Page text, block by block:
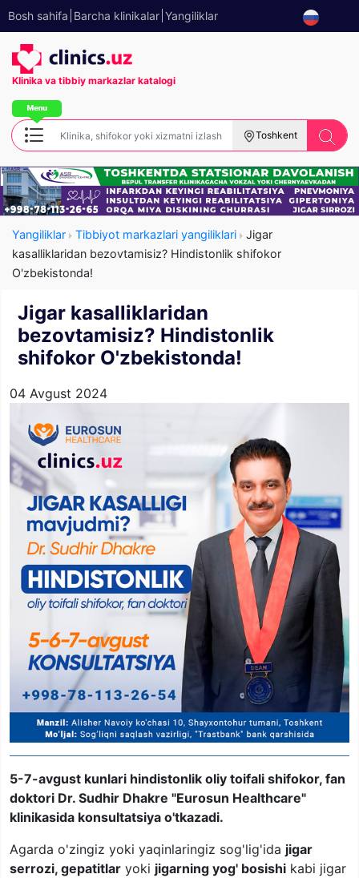
Bosh sahifa Barcha klinikalar Yangiliklar
Klinika va tibbiy markazlar katalogi
Toshkent
Yangiliklar Tibbiyot markazlari yangiliklari
Jigar
kasalliklaridan bezovtamisiz? Hindistonlik shifokor
O'zbekistonda!
Jigar kasalliklaridan
bezovtamisiz? Hindistonlik
shifokor O'zbekistonda!
04 Avgust 2024
5-7-avgust kunlari hindistonlik oliy toifali shifokor, fan
doktori Dr. Sudhir Dhakre "Eurosun Healthcare"
klinikasida konsultatsiya o'tkazadi.
Agarda o'zingiz yoki yaqinlaringiz sog'lig'ida jigar
serrozi, gepatitlar yoki jigarning yog' bosishi kabi jigar